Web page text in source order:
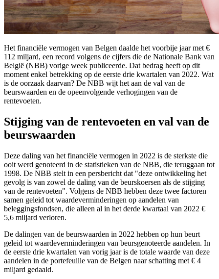
Het financiële vermogen van Belgen daalde het voorbije jaar met €
112 miljard, een record volgens de cijfers die de Nationale Bank van
België (NBB) vorige week publiceerde. Dat bedrag heeft op dit
moment enkel betrekking op de eerste drie kwartalen van 2022. Wat
is de oorzaak daarvan? De NBB wijt het aan de val van de
beurswaarden en de opeenvolgende verhogingen van de
rentevoeten.
Stijging van de rentevoeten en val van de
beurswaarden
Deze daling van het financiële vermogen in 2022 is de sterkste die
ooit werd genoteerd in de statistieken van de NBB, die teruggaan tot
1998. De NBB stelt in een persbericht dat "deze ontwikkeling het
gevolg is van zowel de daling van de beurskoersen als de stijging
van de rentevoeten". Volgens de NBB hebben deze twee factoren
samen geleid tot waardeverminderingen op aandelen van
beleggingsfondsen, die alleen al in het derde kwartaal van 2022 €
5,6 miljard verloren.
De dalingen van de beurswaarden in 2022 hebben op hun beurt
geleid tot waardeverminderingen van beursgenoteerde aandelen. In
de eerste drie kwartalen van vorig jaar is de totale waarde van deze
aandelen in de portefeuille van de Belgen naar schatting met € 4
miljard gedaald.